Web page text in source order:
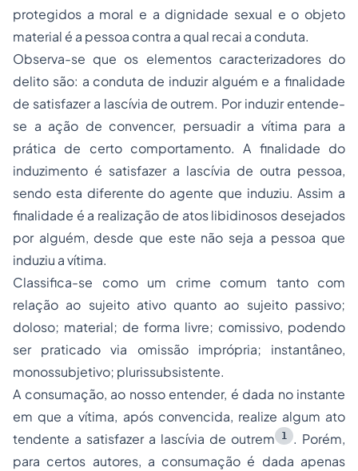
protegidos a moral e a dignidade sexual e o objeto
material é a pessoa contra a qual recai a conduta.
Observa-se que os elementos caracterizadores do
delito são: a conduta de induzir alguém e a finalidade
de satisfazer a lascívia de outrem. Por induzir entende-
se a ação de convencer, persuadir a vítima para a
prática de certo comportamento. A finalidade do
induzimento é satisfazer a lascívia de outra pessoa,
sendo esta diferente do agente que induziu. Assim a
finalidade é a realização de atos libidinosos desejados
por alguém, desde que este não seja a pessoa que
induziu a vítima.
Classifica-se como um crime comum tanto com
relação ao sujeito ativo quanto ao sujeito passivo;
doloso; material; de forma livre; comissivo, podendo
ser praticado via omissão imprópria; instantâneo,
monossubjetivo; plurissubsistente.
A consumação, ao nosso entender, é dada no instante
em que a vítima, após convencida, realize algum ato
tendente a satisfazer a lascívia de outrem
1
. Porém,
para certos autores, a consumação é dada apenas